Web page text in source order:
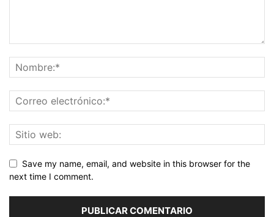
Save my name, email, and website in this browser for the
next time I comment.